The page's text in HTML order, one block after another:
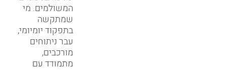
המשולמים. מי
שמתקשה
בתפקוד יומיומי,
עבר ניתוחים
מורכבים,
מתמודד עם